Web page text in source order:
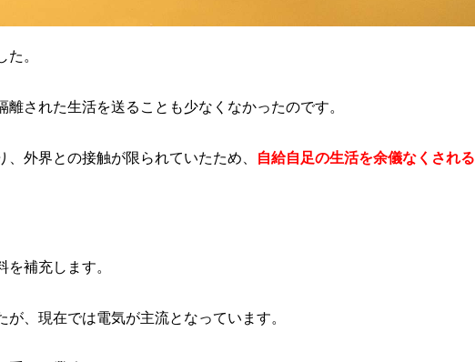
。
された生活を送ることも少なくなかったのです。
外界との接触が限られていたため、 自給自足の生活を余儀なくされ
補充します。
、現在では電気が主流となっています。